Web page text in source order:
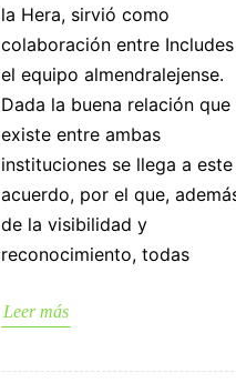
la Hera, sirvió como
colaboración entre
el equipo almendralejense.
Dada la buena relación que
existe entre ambas
instituciones se llega a este
acuerdo, por el que,
de la visibilidad y
reconocimiento, todas
Leer más